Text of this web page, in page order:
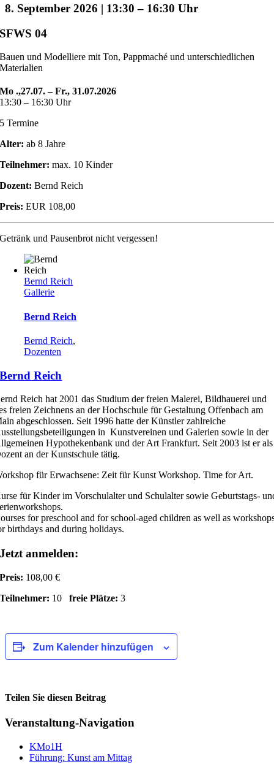
8. September 2026 | 13:30 – 16:30
SFWS 04
Bauen und Modelliere mit Ton, Pappmaché und unterschiedlichen
Materialien
Mo .,27.07. – Fr., 31.07.2026
13:30 – 16:30 Uhr
5 Termine
Alter: ab 8 Jahre
Teilnehmer: max. 10 Kinder
Dozent: Bernd Reich
Preis: EUR 108,00
Getränk und Pausenbrot nicht vergessen!
Bernd Reich
Gallerie
Bernd Reich
Bernd Reich,
Dozenten
Bernd Reich
Reich hat 2001 das Studium der freien Malerei, Bildhauerei und
freien Zeichnens an der Hochschule für Gestaltung Offenbach am
abgeschlossen. Seit 1996 hatte der Künstler zahlreiche
in Kunstvereinen und Galerien sowie in der
Hypothekenbank und der Art Frankfurt. Seit 2003 ist er als
an der Kunstschule tätig.
für Erwachsene: Zeit für Kunst Workshop. Time for Art.
für Kinder im Vorschulalter und Schulalter sowie Geburtstags-
for preschool and for school-aged children as well as
birthdays and during holidays.
Jetzt anmelden:
Preis: 108,00 €
Teilnehmer: 10freie Plätze: 3
Zum Kalender hinzufügen
Teilen Sie diesen Beitrag
Facebook
Veranstaltung-Navigation
KMo1H
Führung: Kunst am Mittag